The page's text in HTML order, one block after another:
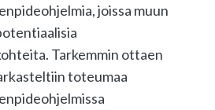
joissa muun
Tarkemmin ottaen
toteumaa